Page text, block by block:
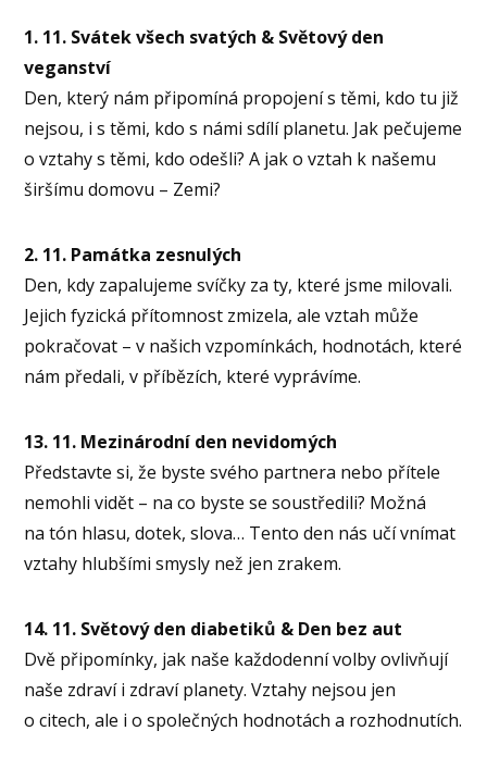
1. 11. Svátek všech svatých & Světový den
veganství
Den, který nám připomíná propojení s těmi, kdo tu již
nejsou, i s těmi, kdo s námi sdílí planetu. Jak pečujeme
o vztahy s těmi, kdo odešli? A jak o vztah k našemu
širšímu domovu – Zemi?
2. 11. Památka zesnulých
Den, kdy zapalujeme svíčky za ty, které jsme milovali.
Jejich fyzická přítomnost zmizela, ale vztah může
pokračovat – v našich vzpomínkách, hodnotách, které
nám předali, v příbězích, které vyprávíme.
13. 11. Mezinárodní den nevidomých
Představte si, že byste svého partnera nebo přítele
nemohli vidět – na co byste se soustředili? Možná
na tón hlasu, dotek, slova… Tento den nás učí vnímat
vztahy hlubšími smysly než jen zrakem.
14. 11. Světový den diabetiků & Den bez aut
Dvě připomínky, jak naše každodenní volby ovlivňují
naše zdraví i zdraví planety. Vztahy nejsou jen
o citech, ale i o společných hodnotách a rozhodnutích.